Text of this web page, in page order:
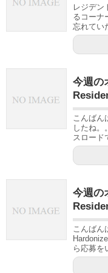
レジデン
るコーナ
忘れてい
今週の
こんばん
したね。
スロード
今週の
こんばん
ら応募を